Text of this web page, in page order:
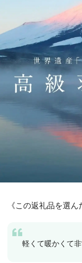
《この返礼品を選ん
軽くて暖かくて